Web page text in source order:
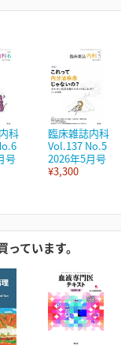
科
号
臨床雑誌内科
Vol.137 No.5
2026年5月号
¥3,300
ています。